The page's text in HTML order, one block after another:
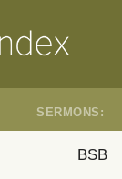
SERMONS:
BSB